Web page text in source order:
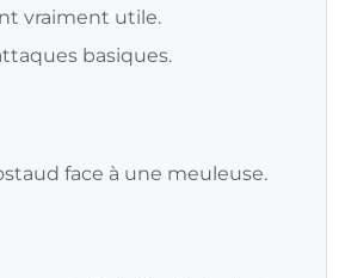
vraiment utile.
basiques.
face à une meuleuse.